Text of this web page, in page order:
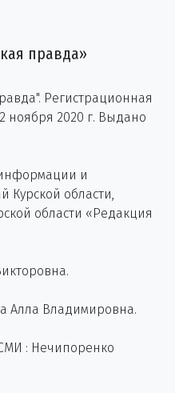
правда»
Регистрационная
ноября 2020 г. Выдано
и
Курской области,
области «Редакция
Алла Владимировна.
: Нечипоренко